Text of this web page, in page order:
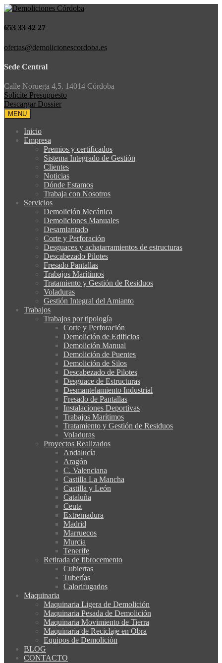
653 33 42 27
ofertas@demolicionescordoba.es
Sede Central
Calle Noruega 4,5. 14014 Córdoba
Solicite Presupuesto
Descargar Dossier
MENU
Inicio
Empresa
Premios y certificados
Sistema Integrado de Gestión
Clientes
Noticias
Dónde Estamos
Trabaja con Nosotros
Servicios
Demolición Mecánica
Demoliciones Manuales
Desamiantado
Corte y Perforación
Desguaces y achatarramientos de estructuras
Descabezado Pilotes
Fresado Pantallas
Trabajos Marítimos
Tratamiento y Gestión de Residuos
Voladuras
Gestión Integral del Amianto
Trabajos
Trabajos por tipología
Corte y Perforación
Demolición de Edificios
Demolición Manual
Demolición de Puentes
Demolición de Silos
Descabezado de Pilotes
Desguace de Estructuras
Desmantelamiento Industrial
Fresado de Pantallas
Instalaciones Deportivas
Trabajos Marítimos
Tratamiento y Gestión de Residuos
Voladuras
Proyectos Realizados
Andalucía
Aragón
C. Valenciana
Castilla La Mancha
Castilla y León
Cataluña
Ceuta
Extremadura
Madrid
Marruecos
Murcia
Tenerife
Retirada de fibrocemento
Cubiertas
Tuberías
Calorifugados
Maquinaria
Maquinaria Ligera de Demolición
Maquinaria Pesada de Demolición
Maquinaria Movimiento de Tierra
Maquinaria de Reciclaje en Obra
Equipos de Demolición
BLOG
CONTACTO